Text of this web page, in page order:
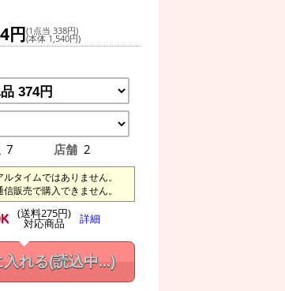
円(1点当 338円)
(本体 1,540円)
7 店舗 2
タイムではありません。
販売で購入できません。
(送料275円)
対応商品 詳細
入れる(読込中...)